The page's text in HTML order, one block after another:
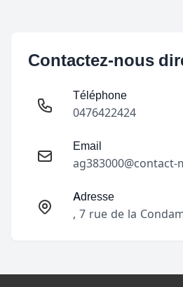
Contactez-nous
Téléphone
0476422424
Email
ag383000@contact-
Adresse
, 7 rue de la